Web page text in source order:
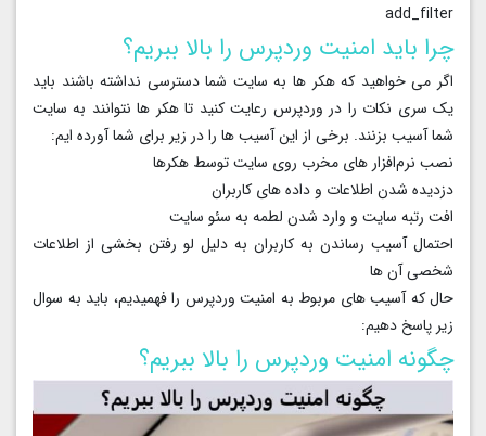
add_filter
چرا باید امنیت وردپرس را بالا ببریم؟
اگر می خواهید که هکر ها به سایت شما دسترسی نداشته باشند باید
یک سری نکات را در وردپرس رعایت کنید تا هکر ها نتوانند به سایت
شما آسیب بزنند. برخی از این آسیب ها را در زیر برای شما آورده ایم:
نصب نرم‌افزار های مخرب روی سایت توسط هکرها
دزدیده شدن اطلاعات و داده های کاربران
افت رتبه سایت و وارد شدن لطمه به سئو سایت
‌احتمال آسیب رساندن به کاربران به دلیل لو رفتن بخشی از اطلاعات
شخصی آن‌ ها
حال که آسیب های مربوط به امنیت وردپرس را فهمیدیم، باید به سوال
زیر پاسخ دهیم:
چگونه امنیت وردپرس را بالا ببریم؟